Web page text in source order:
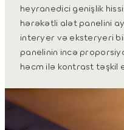
heyranedici genişlik
hərəkətli alət panelini
interyer və eksteryeri
panelinin incə
həcm ilə kontrast təşkil